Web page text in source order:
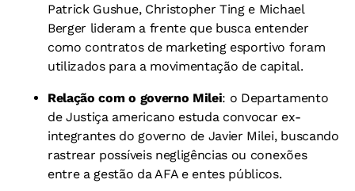
Patrick Gushue, Christopher Ting e Michael
Berger lideram a frente que busca entender
como contratos de marketing esportivo foram
utilizados para a movimentação de capital.
Relação com o governo Milei: o Departamento
de Justiça americano estuda convocar ex-
integrantes do governo de Javier Milei, buscando
rastrear possíveis negligências ou conexões
entre a gestão da AFA e entes públicos.